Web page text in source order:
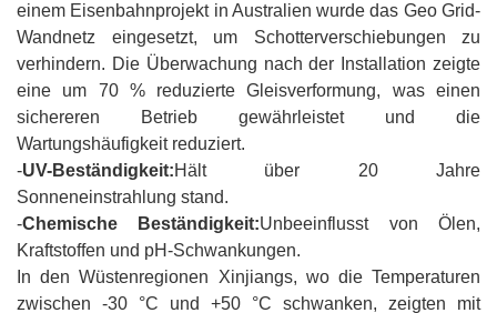
einem Eisenbahnprojekt in Australien wurde das Geo Grid-
Wandnetz eingesetzt, um Schotterverschiebungen zu
verhindern. Die Überwachung nach der Installation zeigte
eine um 70 % reduzierte Gleisverformung, was einen
sichereren Betrieb gewährleistet und die
Wartungshäufigkeit reduziert.
-UV-Beständigkeit:Hält über 20 Jahre
Sonneneinstrahlung stand.
-Chemische Beständigkeit:Unbeeinflusst von Ölen,
Kraftstoffen und pH-Schwankungen.
In den Wüstenregionen Xinjiangs, wo die Temperaturen
zwischen -30 °C und +50 °C schwanken, zeigten mit